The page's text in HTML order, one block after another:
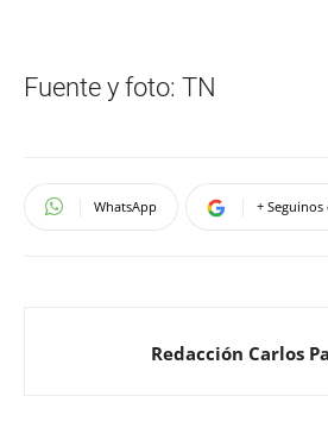
Fuente y foto: TN
WhatsApp +
Redacción Carlos